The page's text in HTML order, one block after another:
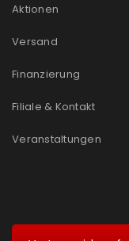
Aktionen
Versand
Finanzierung
Filiale & Kontakt
Veranstaltungen